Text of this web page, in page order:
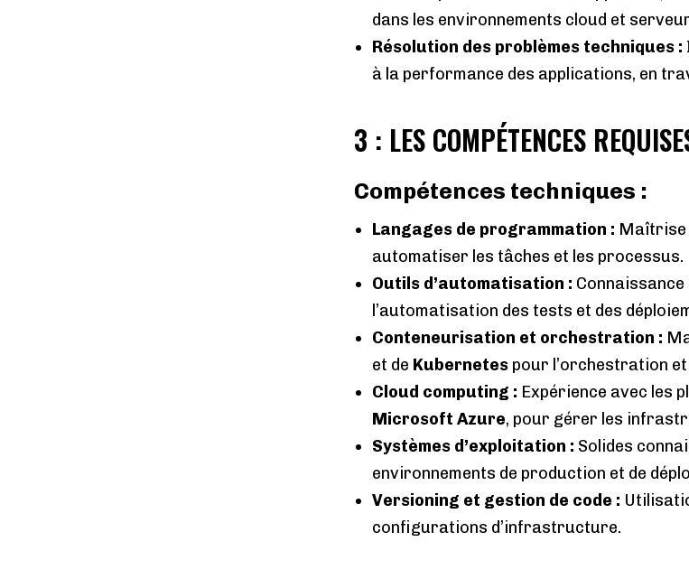
dans les environnements cloud et
Résolution des problèmes techniques :
à la performance des applications, en
3 : LES COMPÉTENCES
Compétences techniques :
Langages de programmation : Maîtrise
automatiser les tâches et les processus.
Outils d’automatisation :
l’automatisation des tests et des
Conteneurisation et orchestration :
et de Kubernetes pour l’orchestration
Cloud computing : Expérience avec les
Microsoft Azure, pour gérer les
Systèmes d’exploitation : Solides
environnements de production et de
Versioning et gestion de code :
configurations d’infrastructure.